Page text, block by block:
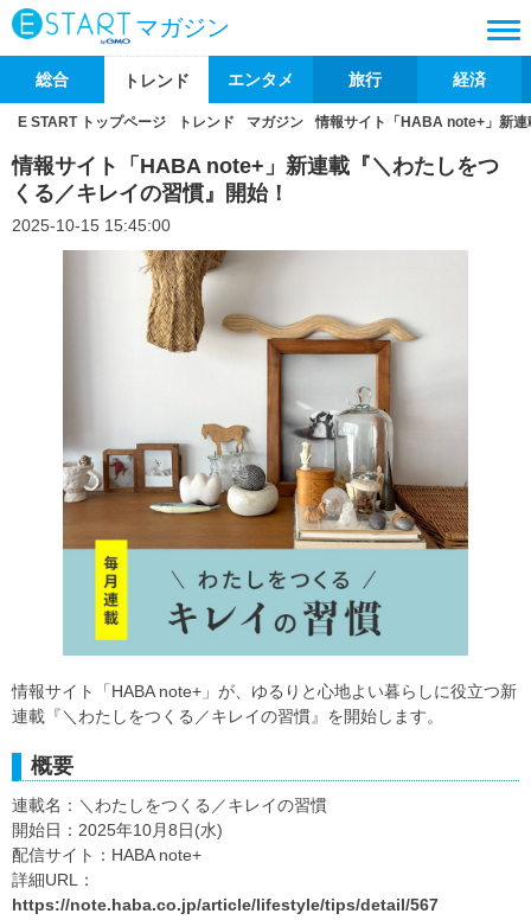
マガジン
総合 トレンド エンタメ 旅行 経済
E START トップページ トレンド マガジン 情報サイト「HABA note+」新
情報サイト「HABA note+」新連載『＼わたしをつ
くる／キレイの習慣』開始！
2025-10-15 15:45:00
情報サイト「HABA note+」が、ゆるりと心地よい暮らしに役立つ新
連載『＼わたしをつくる／キレイの習慣』を開始します。
概要
連載名：＼わたしをつくる／キレイの習慣
開始日：2025年10月8日(水)
配信サイト：HABA note+
詳細URL：
https://note.haba.co.jp/article/lifestyle/tips/detail/567